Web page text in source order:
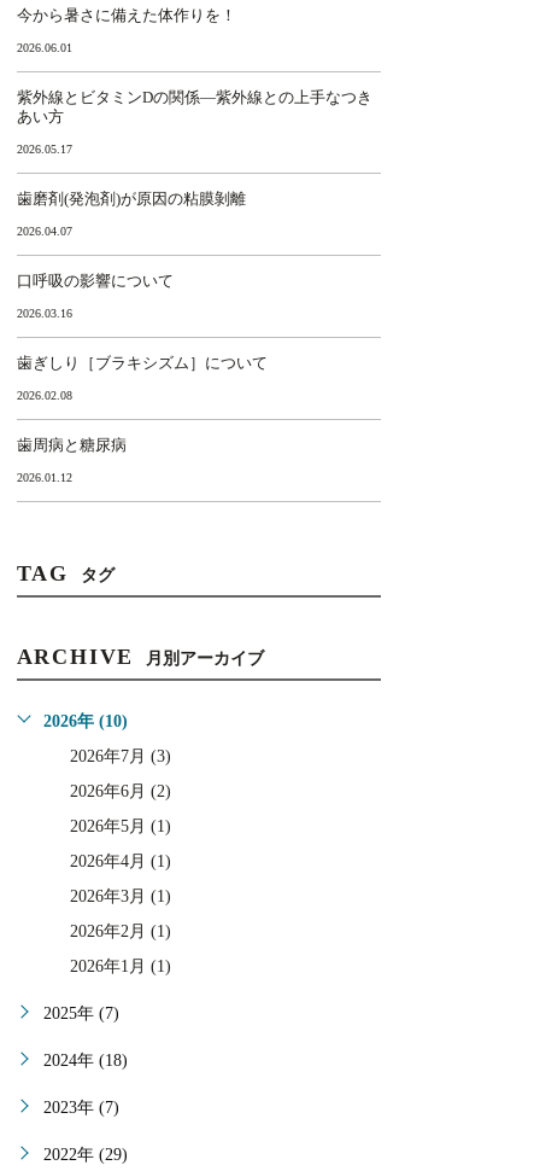
今から暑さに備えた体作りを！
2026.06.01
紫外線とビタミンDの関係―紫外線との上手なつき
あい方
2026.05.17
歯磨剤(発泡剤)が原因の粘膜剝離
2026.04.07
口呼吸の影響について
2026.03.16
歯ぎしり［ブラキシズム］について
2026.02.08
歯周病と糖尿病
2026.01.12
TAG タグ
ARCHIVE 月別アーカイブ
2026年 (10)
2026年7月 (3)
2026年6月 (2)
2026年5月 (1)
2026年4月 (1)
2026年3月 (1)
2026年2月 (1)
2026年1月 (1)
2025年 (7)
2024年 (18)
2023年 (7)
2022年 (29)